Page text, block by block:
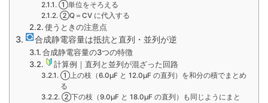
①単位をそろえる
②Q＝CV に代入する
使うときの注意点
合成静電容量は抵抗と直列・並列が逆
合成静電容量の3つの特徴
計算例｜直列と並列が混ざった回路
①上の枝（6.0μF と 12.0μF の直列）を和分の積でまとめ
る
②下の枝（9.0μF と 18.0μF の直列）も同じようにまと